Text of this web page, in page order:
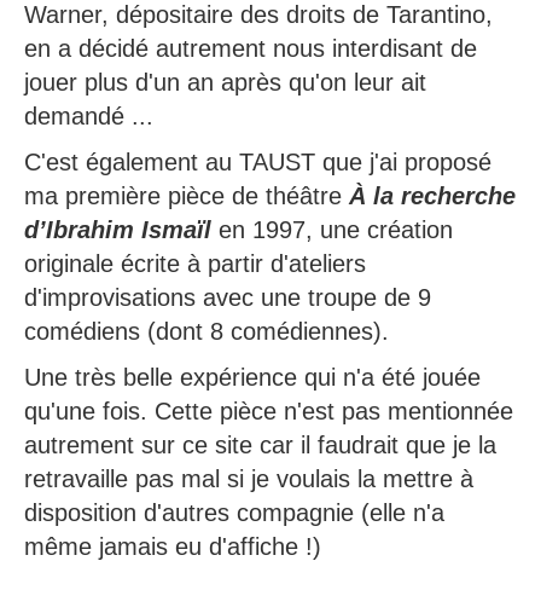
Warner, dépositaire des droits de Tarantino,
en a décidé autrement nous interdisant de
jouer plus d'un an après qu'on leur ait
demandé ...
C'est également au TAUST que j'ai proposé
ma première pièce de théâtre À la recherche
d’Ibrahim Ismaïl en 1997, une création
originale écrite à partir d'ateliers
d'improvisations avec une troupe de 9
comédiens (dont 8 comédiennes).
Une très belle expérience qui n'a été jouée
qu'une fois. Cette pièce n'est pas mentionnée
autrement sur ce site car il faudrait que je la
retravaille pas mal si je voulais la mettre à
disposition d'autres compagnie (elle n'a
même jamais eu d'affiche !)